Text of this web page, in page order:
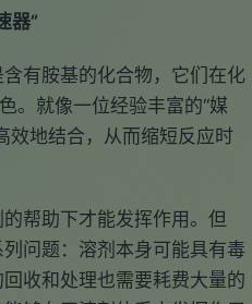
器”
有胺基的化合物，它们在化
。就像一位经验丰富的“媒
效地结合，从而缩短反应时
帮助下才能发挥作用。但
问题：溶剂本身可能具有毒
收和处理也需要耗费大量的